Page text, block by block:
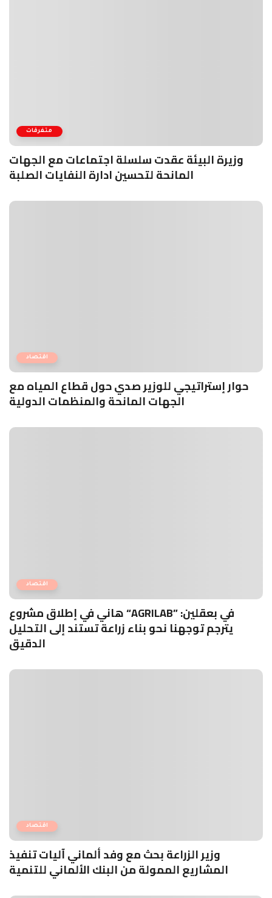
متفرقات
وزيرة البيئة عقدت سلسلة اجتماعات مع الجهات
المانحة لتحسين ادارة النفايات الصلبة
اقتصاد
حوار إستراتيجي للوزير صدي حول قطاع المياه مع
الجهات المانحة والمنظمات الدولية
اقتصاد
هاني في إطلاق مشروع “AGRILAB” في بعقلين:
يترجم توجهنا نحو بناء زراعة تستند إلى التحليل
الدقيق
اقتصاد
وزير الزراعة بحث مع وفد ألماني آليات تنفيذ
المشاريع الممولة من البنك الألماني للتنمية